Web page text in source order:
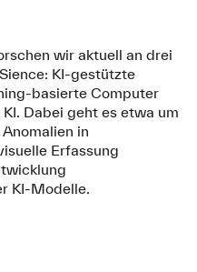
wir aktuell an drei
KI-gestützte
basierte Computer
Dabei geht es etwa um
in
Erfassung
KI-Modelle.